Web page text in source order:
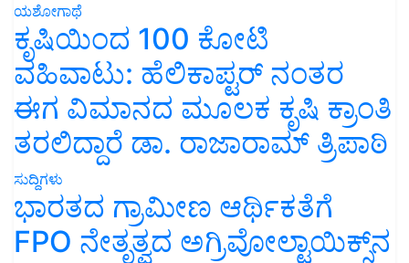
ಯಶೋಗಾಥೆ
ಕೃಷಿಯಿಂದ 100 ಕೋಟಿ
ವಹಿವಾಟು: ಹೆಲಿಕಾಪ್ಟರ್ ನಂತರ
ಈಗ ವಿಮಾನದ ಮೂಲಕ ಕೃಷಿ ಕ್ರಾಂತಿ
ತರಲಿದ್ದಾರೆ ಡಾ. ರಾಜಾರಾಮ್ ತ್ರಿಪಾಠಿ
ಸುದ್ದಿಗಳು
ಭಾರತದ ಗ್ರಾಮೀಣ ಆರ್ಥಿಕತೆಗೆ
FPO ನೇತೃತ್ವದ ಅಗ್ರಿವೋಲ್ಟಾಯಿಕ್ಸ್‌ನ